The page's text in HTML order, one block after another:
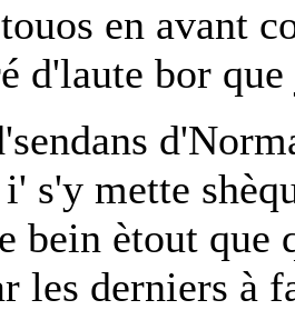
en avant
d'laute bor
s'y mette
bein ètout
les derniers à